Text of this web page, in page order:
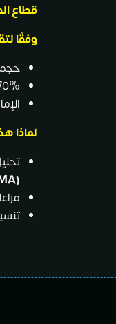
قطاع
وفقًا
حجم
70% من المستهلكين يفضلون المنتجات العضوية بسبب
لماذا
(ESMA)